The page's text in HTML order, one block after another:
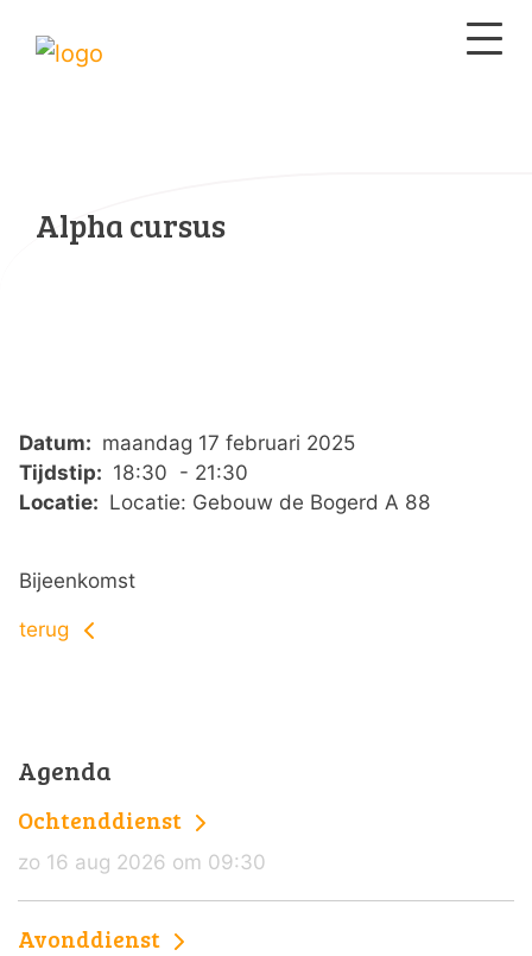
Alpha cursus
Datum: maandag 17 februari 2025
Tijdstip: 18:30 - 21:30
Locatie: Locatie: Gebouw de Bogerd A 88
Bijeenkomst
terug
Agenda
Ochtenddienst
zo 16 aug 2026 om 09:30
Avonddienst